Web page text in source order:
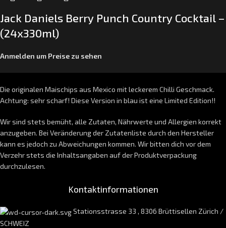
Jack Daniels Berry Punch Country Cocktail –
(24x330ml)
Anmelden um Preise zu sehen
Die originalen Maischips aus Mexico mit leckerem Chilli Geschmack.
Achtung: sehr scharf! Diese Version in blau ist eine Limited Edition!!
Wir sind stets bemüht, alle Zutaten, Nährwerte und Allergien korrekt
anzugeben. Bei Veränderung der Zutatenliste durch den Hersteller
kann es jedoch zu Abweichungen kommen. Wir bitten dich vor dem
Verzehr stets die Inhaltsangaben auf der Produktverpackung
durchzulesen.
Kontaktinformationen
Stationsstrasse 33 , 8306 Brüttisellen Zürich /
SCHWEIZ